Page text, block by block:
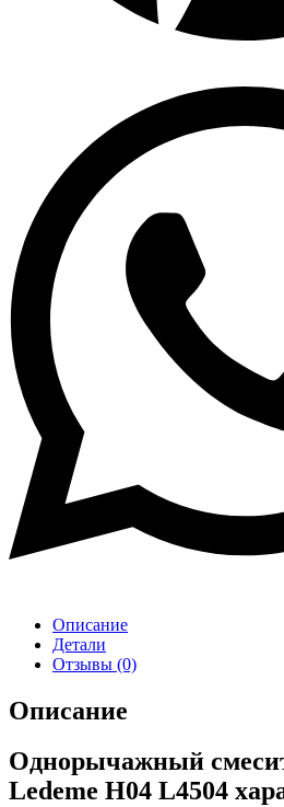
Описание
Детали
Отзывы (0)
Описание
Однорычажный
Ledeme H04 L4504